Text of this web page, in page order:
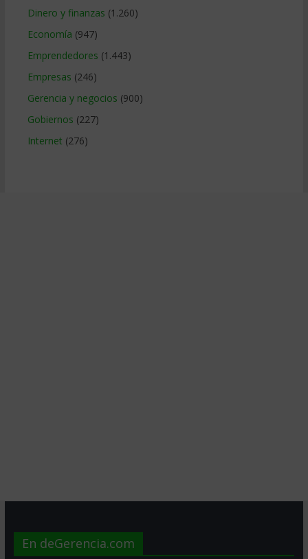
Dinero y finanzas (1.260)
Economía (947)
Emprendedores (1.443)
Empresas (246)
Gerencia y negocios (900)
Gobiernos (227)
Internet (276)
En deGerencia.com